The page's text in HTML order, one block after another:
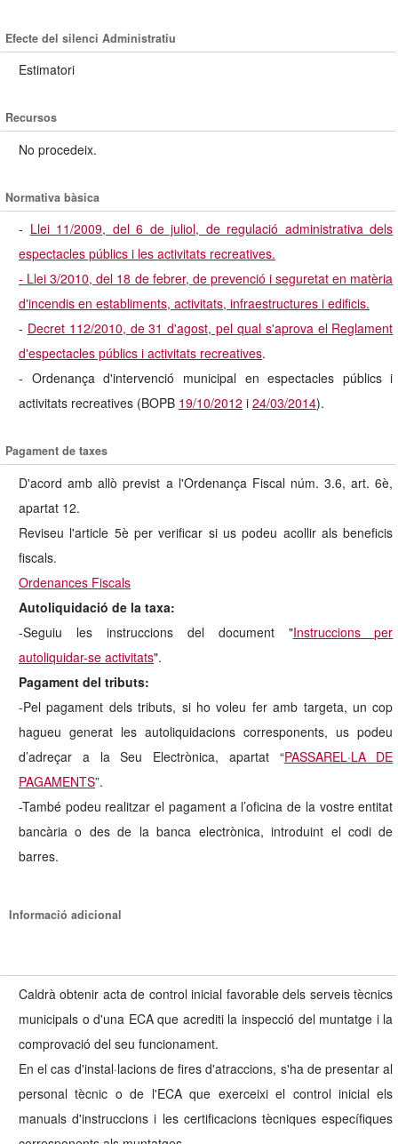
Efecte del silenci Administratiu
Estimatori
Recursos
No procedeix.
Normativa bàsica
- Llei 11/2009, del 6 de juliol, de regulació administrativa dels
espectacles públics i les activitats recreatives.
- Llei 3/2010, del 18 de febrer, de prevenció i seguretat en matèria
d'incendis en establiments, activitats, infraestructures i edificis.
- Decret 112/2010, de 31 d'agost, pel qual s'aprova el Reglament
d'espectacles públics i activitats recreatives.
- Ordenança d'intervenció municipal en espectacles públics i
activitats recreatives (BOPB 19/10/2012 i 24/03/2014).
Pagament de taxes
D'acord amb allò previst a l'Ordenança Fiscal núm. 3.6, art. 6è,
apartat 12.
Reviseu l'article 5è per verificar si us podeu acollir als beneficis
fiscals.
Ordenances Fiscals
Autoliquidació de la taxa:
-Seguiu les instruccions del document "Instruccions per
autoliquidar-se activitats".
Pagament del tributs:
-Pel pagament dels tributs, si ho voleu fer amb targeta, un cop
hagueu generat les autoliquidacions corresponents, us podeu
d’adreçar a la Seu Electrònica, apartat “PASSAREL·LA DE
PAGAMENTS”.
-També podeu realitzar el pagament a l’oficina de la vostre entitat
bancària o des de la banca electrònica, introduint el codi de
barres.
Informació adicional
Caldrà obtenir acta de control inicial favorable dels serveis tècnics
municipals o d'una ECA que acrediti la inspecció del muntatge i la
comprovació del seu funcionament.
En el cas d'instal·lacions de fires d'atraccions, s'ha de presentar al
personal tècnic o de l'ECA que exerceixi el control inicial els
manuals d'instruccions i les certificacions tècniques específiques